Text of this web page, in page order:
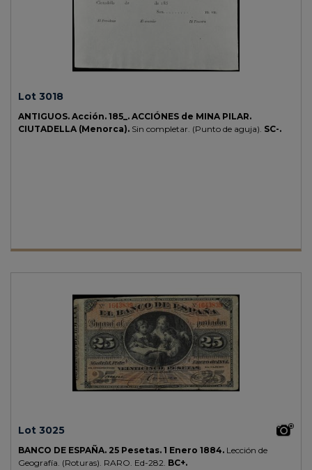
Lot 3018
ANTIGUOS. Acción. 185_. ACCIÓNES de MINA PILAR.
CIUTADELLA (Menorca). Sin completar. (Punto de aguja). SC-.
Lot 3025
BANCO DE ESPAÑA. 25 Pesetas. 1 Enero 1884. Lección de
Geografía. (Roturas). RARO. Ed-282. BC+.